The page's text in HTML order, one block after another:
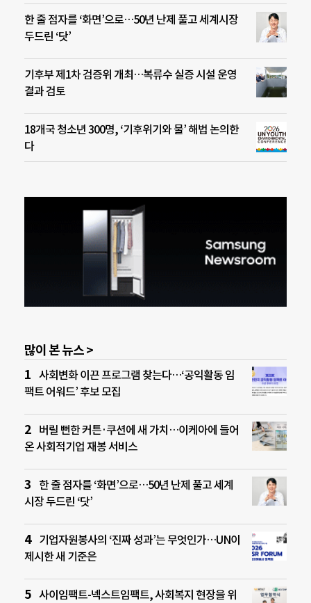
한 줄 점자를 ‘화면’으로…50년 난제 풀고 세계시장
두드린 ‘닷’
기후부 제1차 검증위 개최…복류수 실증 시설 운영
결과 검토
18개국 청소년 300명, ‘기후위기와 물’ 해법 논의한
다
많이 본 뉴스 >
사회변화 이끈 프로그램 찾는다…‘공익활동 임
팩트 어워드’ 후보 모집
버릴 뻔한 커튼·쿠션에 새 가치…이케아에 들어
온 사회적기업 재봉 서비스
한 줄 점자를 ‘화면’으로…50년 난제 풀고 세계
시장 두드린 ‘닷’
기업자원봉사의 ‘진짜 성과’는 무엇인가…UN이
제시한 새 기준은
사이임팩트-넥스트임팩트, 사회복지 현장을 위